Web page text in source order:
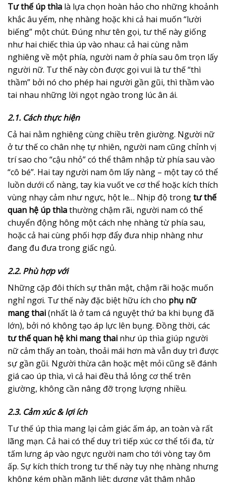
Tư thế úp thìa là lựa chọn hoàn hảo cho những khoảnh
khắc âu yếm, nhẹ nhàng hoặc khi cả hai muốn “lười
biếng” một chút. Đúng như tên gọi, tư thế này giống
như hai chiếc thìa úp vào nhau: cả hai cùng nằm
nghiêng về một phía, người nam ở phía sau ôm trọn lấy
người nữ. Tư thế này còn được gọi vui là tư thế “thì
thầm” bởi nó cho phép hai người gần gũi, thì thầm vào
tai nhau những lời ngọt ngào trong lúc ân ái.
2.1. Cách thực hiện
Cả hai nằm nghiêng cùng chiều trên giường. Người nữ
ở tư thế co chân nhẹ tự nhiên, người nam cũng chỉnh vị
trí sao cho “cậu nhỏ” có thể thâm nhập từ phía sau vào
“cô bé”. Hai tay người nam ôm lấy nàng – một tay có thể
luồn dưới cổ nàng, tay kia vuốt ve cơ thể hoặc kích thích
vùng nhạy cảm như ngực, hột le… Nhịp độ trongtư thế
quan hệ úp thìathường chậm rãi, người nam có thể
chuyển động hông một cách nhẹ nhàng từ phía sau,
hoặc cả hai cùng phối hợp đẩy đưa nhịp nhàng như
đang đu đưa trong giấc ngủ.
2.2. Phù hợp với
Những cặp đôi thích sự thân mật, chậm rãi hoặc muốn
nghỉ ngơi. Tư thế này đặc biệt hữu ích cho phụ nữ
mang thai(nhất là ở tam cá nguyệt thứ ba khi bụng đã
lớn), bởi nó không tạo áp lực lên bụng. Đồng thời, các
tư thế quan hệ khi mang thai như úp thìa giúp người
nữ cảm thấy an toàn, thoải mái hơn mà vẫn duy trì được
sự gần gũi. Người thừa cân hoặc mệt mỏi cũng sẽ đánh
giá cao úp thìa, vì cả hai đều thả lỏng cơ thể trên
giường, không cần nâng đỡ trọng lượng nhiều.
2.3. Cảm xúc & lợi ích
Tư thế úp thìa mang lại cảm giác ấm áp, an toàn và rất
lãng mạn. Cả hai có thể duy trì tiếp xúc cơ thể tối đa, từ
tấm lưng áp vào ngực người nam cho tới vòng tay ôm
ấp. Sự kích thích trong tư thế này tuy nhẹ nhàng nhưng
không kém phần mãnh liệt: dương vật thâm nhập